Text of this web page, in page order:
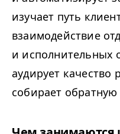
изучает путь
взаимодействие
и исполнительных
аудирует качество
собирает